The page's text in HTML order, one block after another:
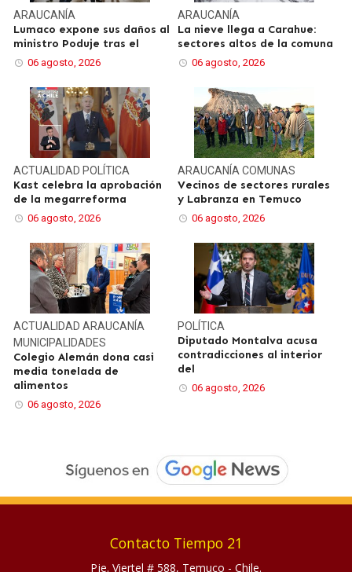
ARAUCANÍA
Lumaco expone sus daños al
ministro Poduje tras el
06 agosto, 2026
ARAUCANÍA
La nieve llega a Carahue:
sectores altos de la comuna
06 agosto, 2026
ACTUALIDAD POLÍTICA
Kast celebra la aprobación
de la megarreforma
06 agosto, 2026
ARAUCANÍA COMUNAS
Vecinos de sectores rurales
y Labranza en Temuco
06 agosto, 2026
ACTUALIDADARAUCANÍA
MUNICIPALIDADES
Colegio Alemán dona casi
media tonelada de
alimentos
06 agosto, 2026
POLÍTICA
Diputado Montalva acusa
contradicciones al interior
del
06 agosto, 2026
Contacto Tiempo 21
Pje. Viertel # 588, Temuco - Chile.